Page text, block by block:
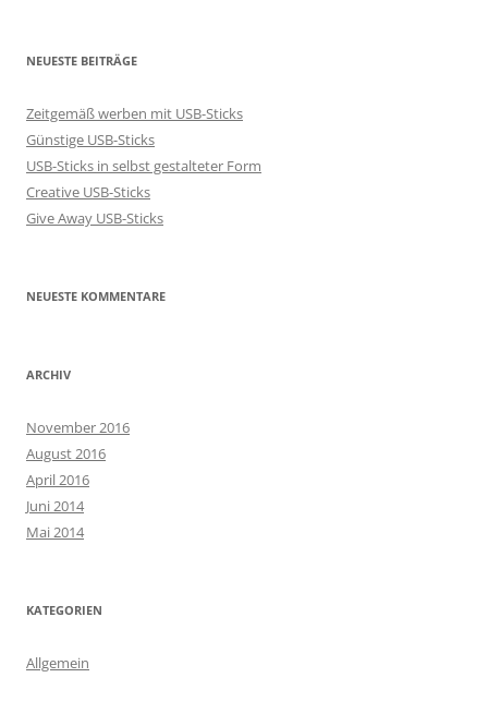
NEUESTE BEITRÄGE
Zeitgemäß werben mit USB-Sticks
Günstige USB-Sticks
USB-Sticks in selbst gestalteter Form
Creative USB-Sticks
Give Away USB-Sticks
NEUESTE KOMMENTARE
ARCHIV
November 2016
August 2016
April 2016
Juni 2014
Mai 2014
KATEGORIEN
Allgemein